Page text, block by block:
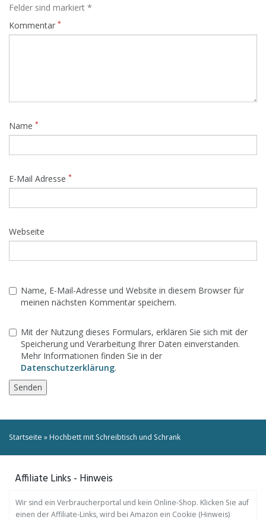
Felder sind markiert *
Kommentar *
Name *
E-Mail Adresse *
Webseite
Name, E-Mail-Adresse und Website in diesem Browser für
meinen nächsten Kommentar speichern.
Mit der Nutzung dieses Formulars, erklären Sie sich mit der
Speicherung und Verarbeitung Ihrer Daten einverstanden.
Mehr Informationen finden Sie in der
Datenschutzerklärung.
Startseite »Hochbett mit Schreibtisch und Schrank
Affiliate Links - Hinweis
Wir sind ein Verbraucherportal und kein Online-Shop. Klicken Sie auf
einen der Affiliate-Links, wird bei Amazon ein Cookie (Hinweis)